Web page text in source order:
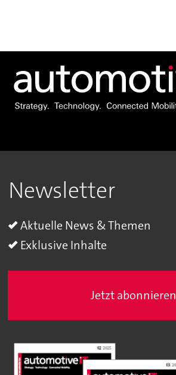
Newsletter
Aktuelle News & Themen
Exklusive Inhalte
Jetzt abonnieren